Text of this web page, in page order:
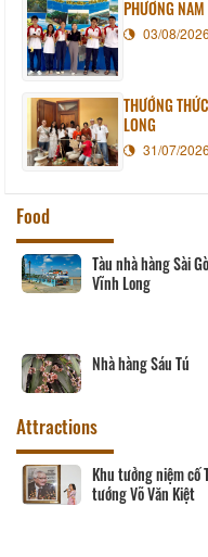
PHƯƠNG
03/08/2026
THƯỞNG
LONG
31/07/2026
Food
Tàu nhà hàng Sài
Vĩnh Long
Nhà hàng Sáu Tú
Attractions
Khu tưởng niệm cố
tướng Võ Văn Kiệt